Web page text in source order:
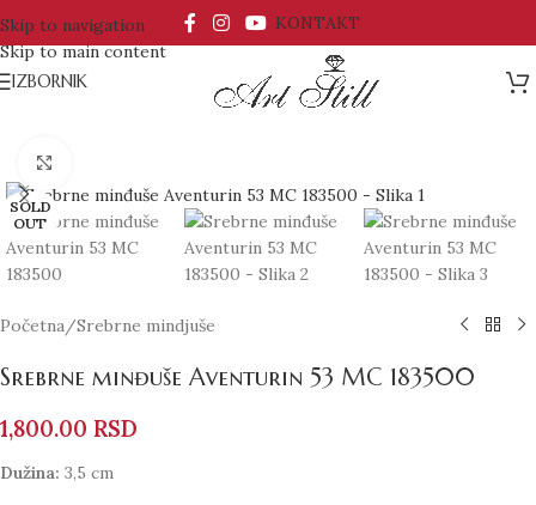
Skip to navigation
Skip to main content
KONTAKT
IZBORNIK
SOLD
OUT
Početna /Srebrne mindjuše
Srebrne minđuše Aventurin 53 MC 183500
1,800.00 RSD
Dužina: 3,5 cm